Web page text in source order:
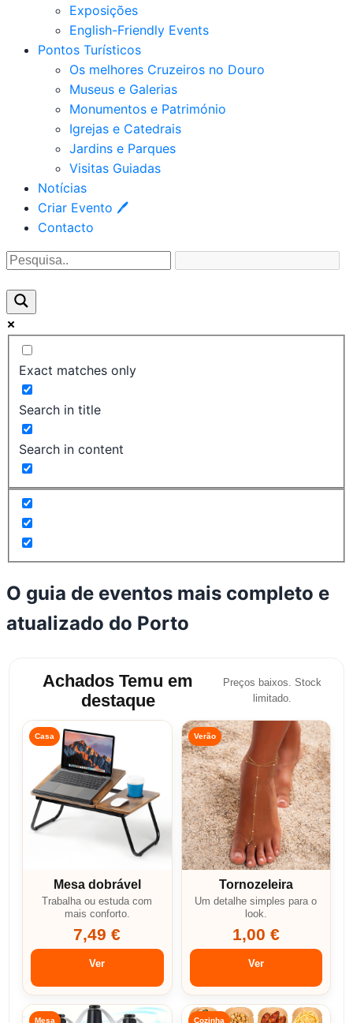
Exposições
English-Friendly Events
Pontos Turísticos
Os melhores Cruzeiros no Douro​
Museus e Galerias
Monumentos e Património
Igrejas e Catedrais
Jardins e Parques
Visitas Guiadas
Notícias
Criar Evento 🖊
Contacto
Exact matches only
Search in title
Search in content
O guia de eventos mais completo e
atualizado do Porto
Achados Temu em
destaque
Preços baixos. Stock
limitado.
Casa
Mesa dobrável
Trabalha ou estuda com
mais conforto.
7,49 €
Ver
Verão
Tornozeleira
Um detalhe simples para o
look.
1,00 €
Ver
Mesa Cozinha